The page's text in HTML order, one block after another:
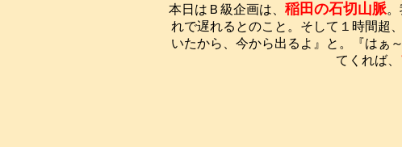
本日はＢ級企画は、 稲田の石切山脈
れで遅れるとのこと。そして１時間超
いたから、今から出るよ』と。『はぁ
てくれば、